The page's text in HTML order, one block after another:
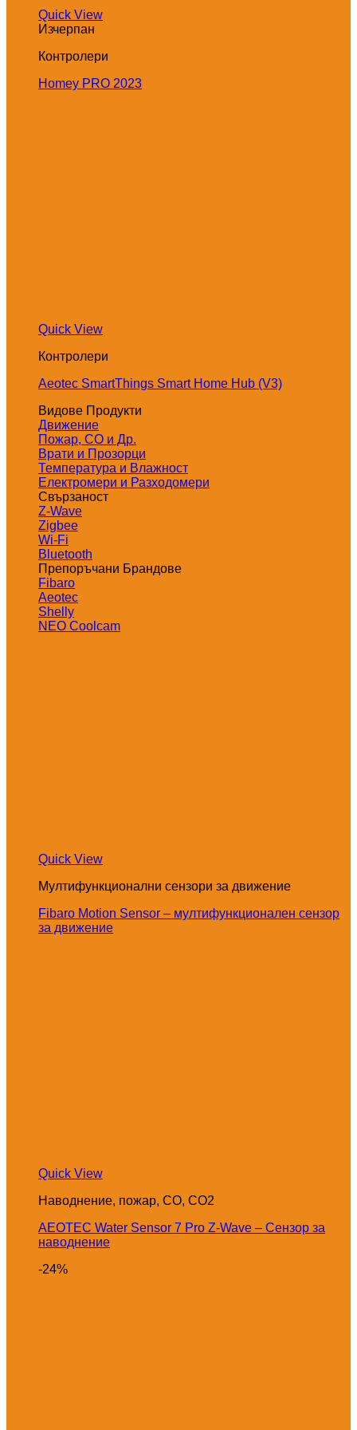
Quick View
Изчерпан
Контролери
Homey PRO 2023
Quick View
Контролери
Aeotec SmartThings Smart Home Hub (V3)
Видове Продукти
Движение
Пожар, СО и Др.
Врати и Прозорци
Температура и Влажност
Електромери и Разходомери
Свързаност
Z-Wave
Zigbee
Wi-Fi
Bluetooth
Препоръчани Брандове
Fibaro
Aeotec
Shelly
NEO Coolcam
Quick View
Мултифункционални сензори за движение
Fibaro Motion Sensor – мултифункционален сензор
за движение
Quick View
Наводнение, пожар, CO, CO2
AEOTEC Water Sensor 7 Pro Z-Wave – Сензор за
наводнение
-24%